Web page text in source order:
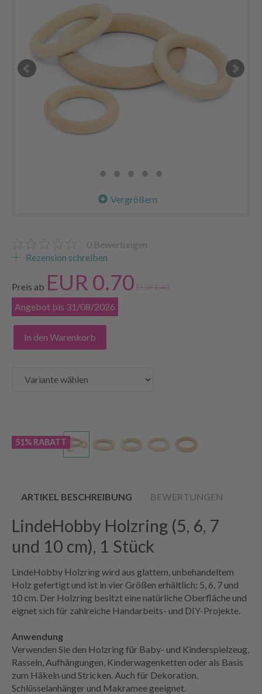
Vergrößern
0 Bewertungen
Rezension schreiben
Preis ab EUR 0.70 EUR 1.40
Angebot bis 31/08/2026
In den Warenkorb
51% RABATT
ARTIKEL BESCHREIBUNG BEWERTUNGEN
LindeHobby Holzring (5, 6, 7
und 10 cm), 1 Stück
LindeHobby Holzring wird aus glattem, unbehandeltem
Holz gefertigt und ist in vier Größen erhältlich: 5, 6, 7 und
10 cm. Der Holzring besitzt eine natürliche Oberfläche und
eignet sich für zahlreiche Handarbeits- und DIY-Projekte.
Anwendung
Verwenden Sie den Holzring für Baby- und Kinderspielzeug,
Rasseln, Aufhängungen, Kinderwagenketten oder als Basis
zum Häkeln und Stricken. Auch für Dekoration,
Schlüsselanhänger und Makramee geeignet.